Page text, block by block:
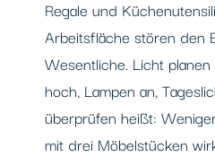
Regale und
Arbeitsfläche stören den
Wesentliche. Licht
hoch, Lampen an,
überprüfen heißt:
mit drei Möbelstücken